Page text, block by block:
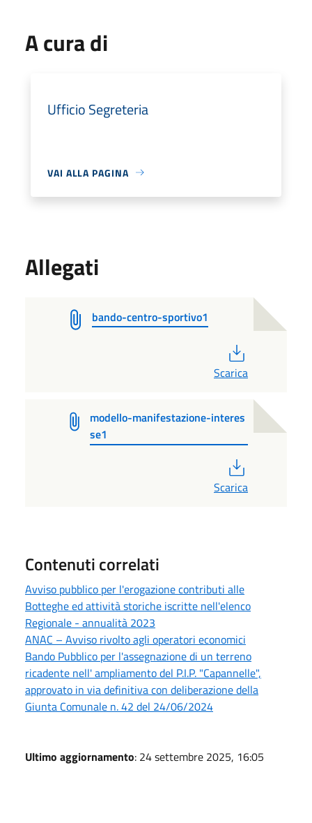
A cura di
Ufficio Segreteria
VAI ALLA PAGINA
Allegati
bando-centro-sportivo1
Scarica
modello-manifestazione-interes
se1
Scarica
Contenuti correlati
Avviso pubblico per l'erogazione contributi alle
Botteghe ed attività storiche iscritte nell'elenco
Regionale - annualità 2023
ANAC – Avviso rivolto agli operatori economici
Bando Pubblico per l'assegnazione di un terreno
ricadente nell' ampliamento del P.I.P. "Capannelle",
approvato in via definitiva con deliberazione della
Giunta Comunale n. 42 del 24/06/2024
Ultimo aggiornamento: 24 settembre 2025, 16:05